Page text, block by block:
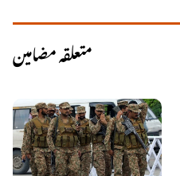
متعلقہ مضامین